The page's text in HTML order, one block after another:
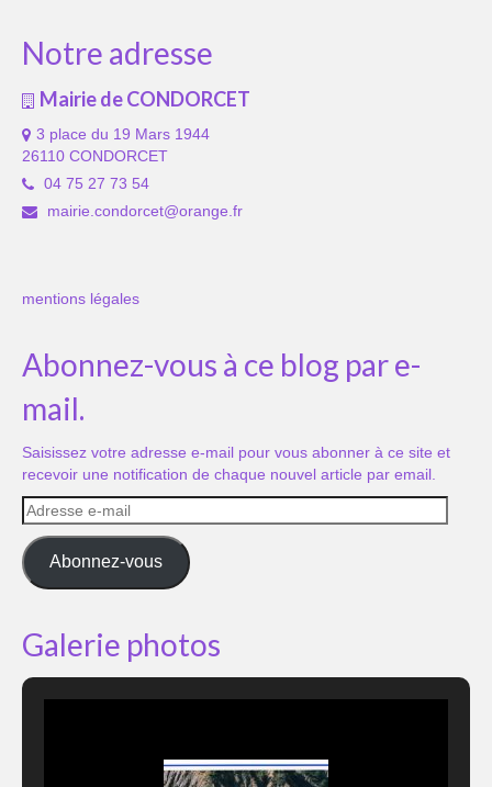
Notre adresse
Mairie de CONDORCET
3 place du 19 Mars 1944
26110 CONDORCET
04 75 27 73 54
mairie.condorcet@orange.fr
mentions légales
Abonnez-vous à ce blog par e-
mail.
Saisissez votre adresse e-mail pour vous abonner à ce site et
recevoir une notification de chaque nouvel article par email.
Adresse
e-
mail
Abonnez-vous
Galerie photos